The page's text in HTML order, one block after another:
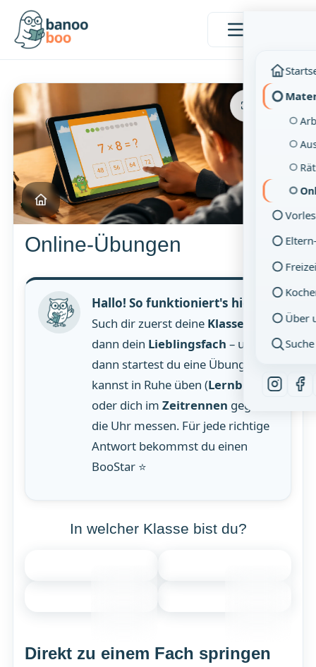
Über
Suche
Vollbild
Online-Übungen
Hallo! So funktioniert's hier:
Such dir zuerst deine Klasse
dann dein Lieblingsfach – und
dann startest du eine Übung! Du
kannst in Ruhe üben (Lernblock )
oder dich im Zeitrennen gegen
die Uhr messen. Für jede richtige
Antwort bekommst du einen
BooStar ⭐
In welcher Klasse bist du?
Direkt zu einem Fach springen